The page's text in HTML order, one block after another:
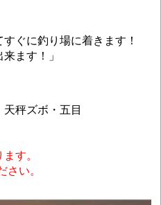
ぐに釣り場に着きます！
ます！」
秤ズボ・五目
す。
さい。